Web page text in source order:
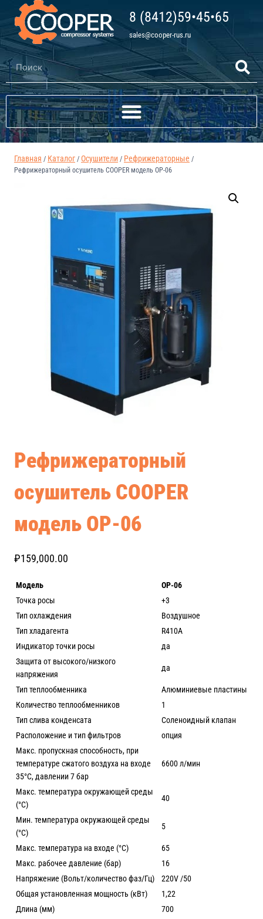
8 (8412)59•45•65
sales@cooper-rus.ru
Главная / Каталог / Осушители / Рефрижераторные /
Рефрижераторный осушитель COOPER модель ОР-06
Рефрижераторный
осушитель COOPER
модель ОР-06
₽159,000.00
Модель ОР-06
Точка росы
+3
Тип охлаждения
Воздушное
Тип хладагента
R410A
Индикатор точки росы
да
Защита от высокого/низкого
напряжения
да
Тип теплообменника
Алюминиевые пластины
Количество теплообменников
1
Тип слива конденсата
Соленоидный клапан
Расположение и тип фильтров
опция
Макс. пропускная способность, при
температуре сжатого воздуха на входе
35°C, давлении 7 бар
6600 л/мин
Макс. температура окружающей среды
(°C)
40
Мин. температура окружающей среды
(°C)
5
Макс. температура на входе (°C)
65
Макс. рабочее давление (бар)
16
Напряжение (Вольт/количество фаз/Гц)
220V /50
Общая установленная мощность (кВт)
1,22
Длина (мм)
700